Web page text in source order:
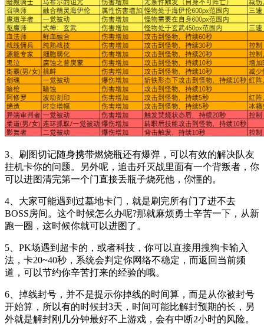
3、刷图切记随身携带燃烧瓶还有爆弹，可以有效的解决队友
挂机卡你的问题。另外呢，追击歼灭战里面有一个背叛者，你
可以进图清完第一个门直接丢瓶子烧死他，你懂的。
4、大家可能遇到过墓地卡门，就是刷完所有门了进不去
BOSS房间。这个时候怎么办呢?那就麻烦勇士辛苦一下，从新
跑一圈，这时候你就可以进图了。
5、PK场遇到超卡的，或者科技，你可以直接用搜狗卡输入
法，卡20~40秒，系统会判定你网络不稳定，而返回当前频
道，可以节约你辛苦打来的经验的哦。
6、掉线封号，并不是提示你掉线的时间算，而是从你被封号
开始算，所以有的时候封3天，时间可能比解封预期的长，另
外就是解封刚几分钟最好不上游戏，会有中断2小时的风险。